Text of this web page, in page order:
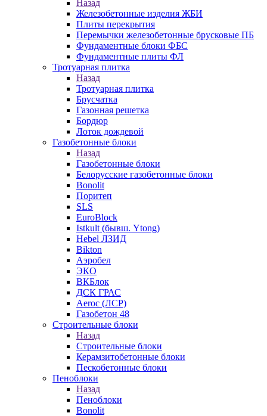
Назад
Железобетонные изделия ЖБИ
Плиты перекрытия
Перемычки железобетонные брусковые ПБ
Фундаментные блоки ФБС
Фундаментные плиты ФЛ
Тротуарная плитка
Назад
Тротуарная плитка
Брусчатка
Газонная решетка
Бордюр
Лоток дождевой
Газобетонные блоки
Назад
Газобетонные блоки
Белорусские газобетонные блоки
Bonolit
Поритеп
SLS
EuroBlock
Istkult (бывш. Ytong)
Hebel ЛЗИД
Bikton
Аэробел
ЭКО
ВКБлок
ДСК ГРАС
Aeroc (ЛСР)
Газобетон 48
Строительные блоки
Назад
Строительные блоки
Керамзитобетонные блоки
Пескобетонные блоки
Пеноблоки
Назад
Пеноблоки
Bonolit